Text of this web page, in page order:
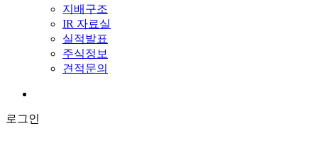
지배구조
IR 자료실
실적발표
주식정보
견적문의
로그인